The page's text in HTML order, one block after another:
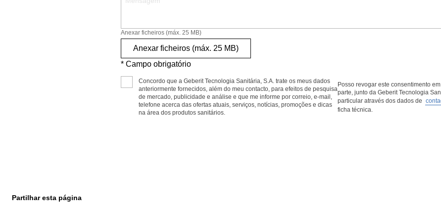
Anexar ficheiros (máx. 25 MB)
Anexar ficheiros (máx. 25 MB)
* Campo obrigatório
Concordo que a Geberit Tecnologia Sanitária, S.A. trate os meus dados
anteriormente fornecidos, além do meu contacto, para efeitos de pesquisa
de mercado, publicidade e análise e que me informe por correio, e-mail,
telefone acerca das ofertas atuais, serviços, notícias, promoções e dicas
na área dos produtos sanitários.
Posso revogar este consentimento
parte, junto da Geberit Tecnologia
particular através dos dados de
ficha técnica.
Partilhar esta página